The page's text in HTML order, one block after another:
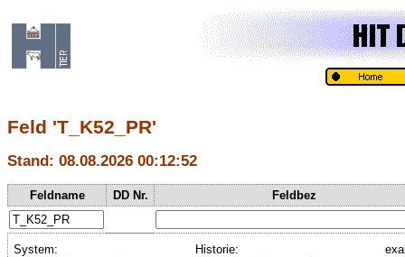
Feld 'T_K52_PR'
Stand: 08.08.2026 00:12:52
Feldname DD Nr. Feldbez
System:
Historie: